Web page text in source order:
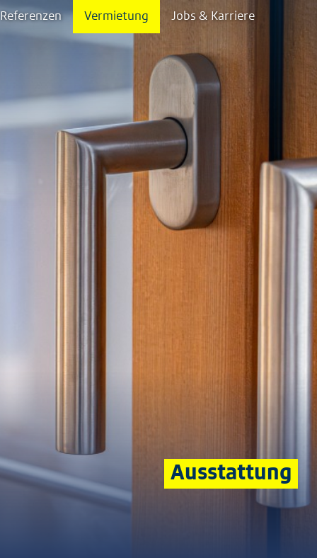
Referenzen Vermietung Jobs & Karriere
Ausstattung